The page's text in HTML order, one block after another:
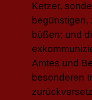
Ketzer,
büßen; und
Amtes und
besonderen